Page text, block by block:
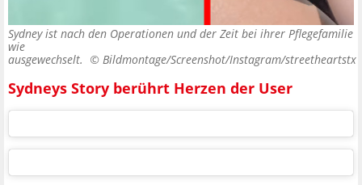
Sydney ist nach den Operationen und der Zeit bei ihrer Pflegefamilie
wie
ausgewechselt. © Bildmontage/Screenshot/Instagram/streetheartstx
Sydneys Story berührt Herzen der User